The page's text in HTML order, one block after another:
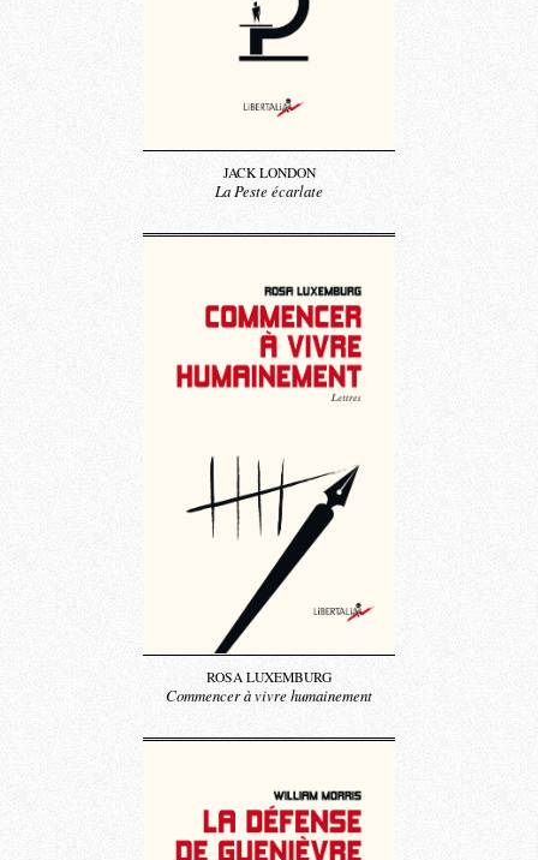
JACK LONDON
La Peste écarlate
ROSA LUXEMBURG
Commencer à vivre humainement